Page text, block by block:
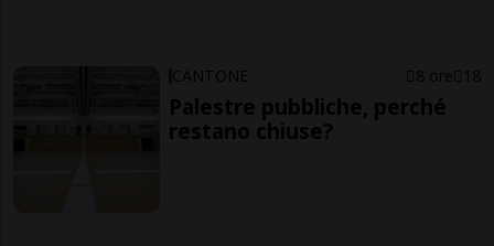
CANTONE 8 ore 18
Palestre pubbliche, perché
restano chiuse?